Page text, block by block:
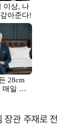
장관 주재로 전